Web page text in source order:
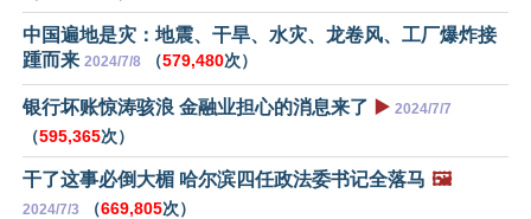
中国遍地是灾：地震、干旱、水灾、龙卷风、工厂爆炸接
踵而来 2024/7/8 （579,480次）
银行坏账惊涛骇浪 金融业担心的消息来了 ▶️ 2024/7/7
（595,365次）
干了这事必倒大楣 哈尔滨四任政法委书记全落马 🖼️
2024/7/3 （669,805次）